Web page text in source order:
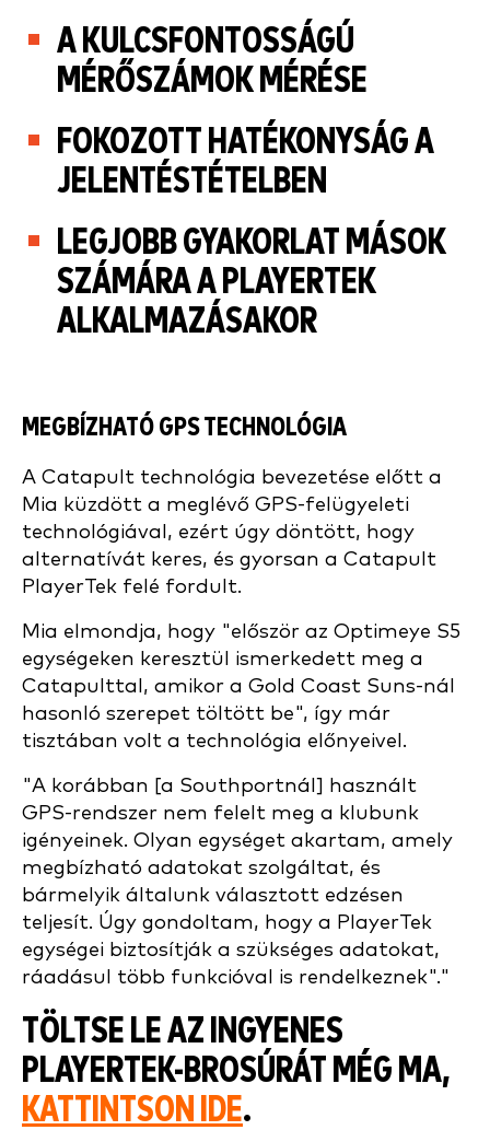
A KULCSFONTOSSÁGÚ
MÉRŐSZÁMOK MÉRÉSE
FOKOZOTT HATÉKONYSÁG A
JELENTÉSTÉTELBEN
LEGJOBB GYAKORLAT MÁSOK
SZÁMÁRA A PLAYERTEK
ALKALMAZÁSAKOR
MEGBÍZHATÓ GPS TECHNOLÓGIA
A Catapult technológia bevezetése előtt a
Mia küzdött a meglévő GPS-felügyeleti
technológiával, ezért úgy döntött, hogy
alternatívát keres, és gyorsan a Catapult
PlayerTek felé fordult.
Mia elmondja, hogy "először az Optimeye S5
egységeken keresztül ismerkedett meg a
Catapulttal, amikor a Gold Coast Suns-nál
hasonló szerepet töltött be", így már
tisztában volt a technológia előnyeivel.
"A korábban [a Southportnál] használt
GPS-rendszer nem felelt meg a klubunk
igényeinek. Olyan egységet akartam, amely
megbízható adatokat szolgáltat, és
bármelyik általunk választott edzésen
teljesít. Úgy gondoltam, hogy a PlayerTek
egységei biztosítják a szükséges adatokat,
ráadásul több funkcióval is rendelkeznek"."
TÖLTSE LE AZ INGYENES
PLAYERTEK-BROSÚRÁT MÉG MA,
KATTINTSON IDE.